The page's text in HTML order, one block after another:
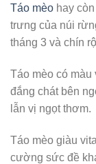
Táo mèo hay
trưng của núi
tháng 3 và chín
Táo mèo có màu
đắng chát bên
lẫn vị ngọt thơm.
Táo mèo giàu
cường sức đề